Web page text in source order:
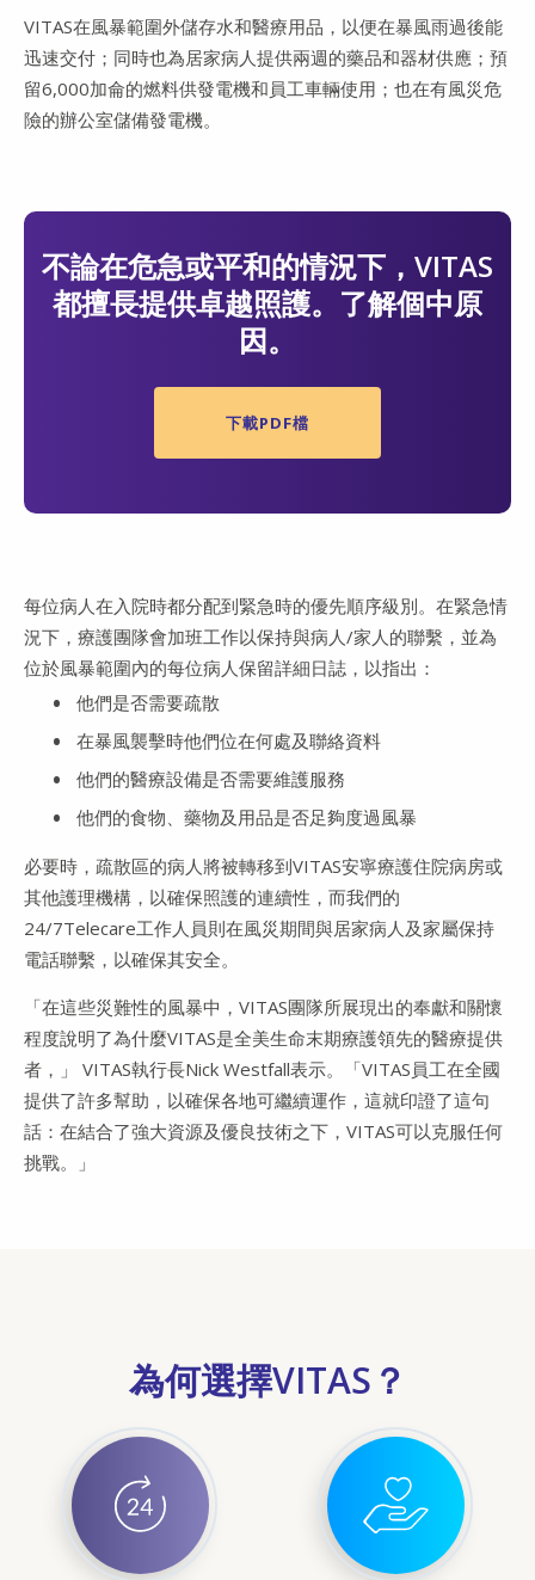
VITAS在風暴範圍外儲存水和醫療用品，以便在暴風雨過後能
迅速交付；同時也為居家病人提供兩週的藥品和器材供應；預
留6,000加侖的燃料供發電機和員工車輛使用；也在有風災危
險的辦公室儲備發電機。
不論在危急或平和的情況下，VITAS
都擅長提供卓越照護。了解個中原
因。
下載PDF檔
每位病人在入院時都分配到緊急時的優先順序級別。在緊急情
況下，療護團隊會加班工作以保持與病人/家人的聯繫，並為
位於風暴範圍內的每位病人保留詳細日誌，以指出：
他們是否需要疏散
在暴風襲擊時他們位在何處及聯絡資料
他們的醫療設備是否需要維護服務
他們的食物、藥物及用品是否足夠度過風暴
必要時，疏散區的病人將被轉移到VITAS安寧療護住院病房或
其他護理機構，以確保照護的連續性，而我們的
24/7Telecare工作人員則在風災期間與居家病人及家屬保持
電話聯繫，以確保其安全。
「在這些災難性的風暴中，VITAS團隊所展現出的奉獻和關懷
程度說明了為什麼VITAS是全美生命末期療護領先的醫療提供
者，」 VITAS執行長Nick Westfall表示。「VITAS員工在全國
提供了許多幫助，以確保各地可繼續運作，這就印證了這句
話：在結合了強大資源及優良技術之下，VITAS可以克服任何
挑戰。」
為何選擇VITAS？